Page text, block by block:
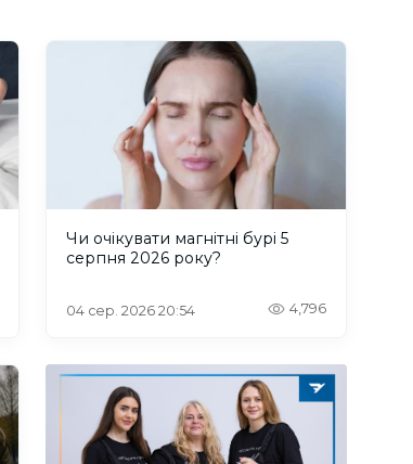
Чи очікувати магнітні бурі 5
серпня 2026 року?
04 сер. 2026 20:54 4,796